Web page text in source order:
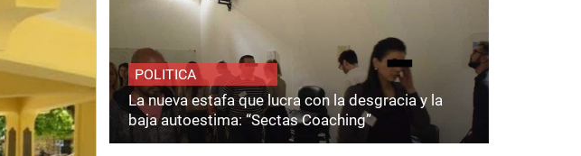
POLITICA
La nueva estafa que lucra con la desgracia y la
baja autoestima: “Sectas Coaching”